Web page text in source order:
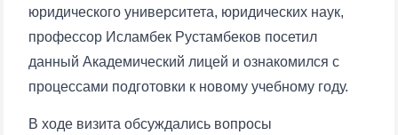
юридического университета, юридических наук,
профессор Исламбек Рустамбеков посетил
данный Академический лицей и ознакомился с
процессами подготовки к новому учебному году.
В ходе визита обсуждались вопросы